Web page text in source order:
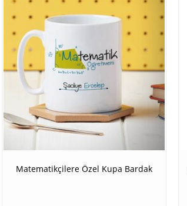
Matematikçilere Özel Kupa Bardak